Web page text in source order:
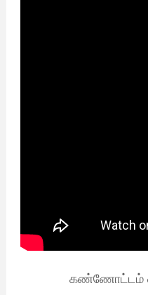
கண்ணோட்டம்